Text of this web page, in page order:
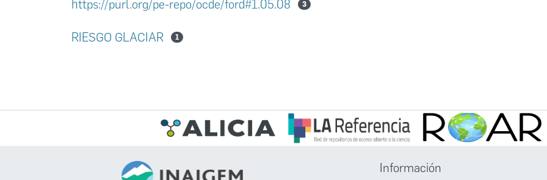
https://purl.org/pe-repo/ocde/ford#1.05.08 3
RIESGO GLACIAR 1
Información